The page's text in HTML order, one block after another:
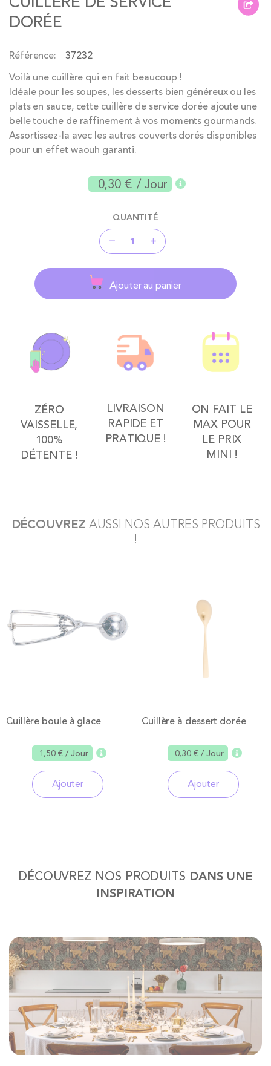
beginning
of
images
gallery
DORÉE
Référence
37232
Voilà une cuillère qui en fait beaucoup !
Idéale pour les soupes, les desserts bien généreux ou les
plats en sauce, cette cuillère de service dorée ajoute une
belle touche de raffinement à vos moments gourmands.
Assortissez-la avec les autres couverts dorés disponibles
pour un effet waouh garanti.
0,30 € / Jour
QUANTITÉ
Ajouter au panier
ZÉRO
VAISSELLE,
100%
DÉTENTE !
LIVRAISON
RAPIDE ET
PRATIQUE !
ON FAIT LE
MAX POUR
LE PRIX
MINI !
DÉCOUVREZAUSSI NOS AUTRES PRODUITS
!
Cuillère boule à glace
1,50 €/ Jour
Ajouter
Cuillère à dessert dorée
0,30 €/ Jour
Ajouter
DÉCOUVREZ NOS PRODUITS DANS UNE
INSPIRATION